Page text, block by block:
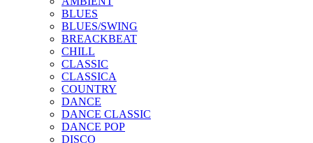
BLUES
BLUES/SWING
BREACKBEAT
CHILL
CLASSIC
CLASSICA
COUNTRY
DANCE
DANCE CLASSIC
DANCE POP
DISCO